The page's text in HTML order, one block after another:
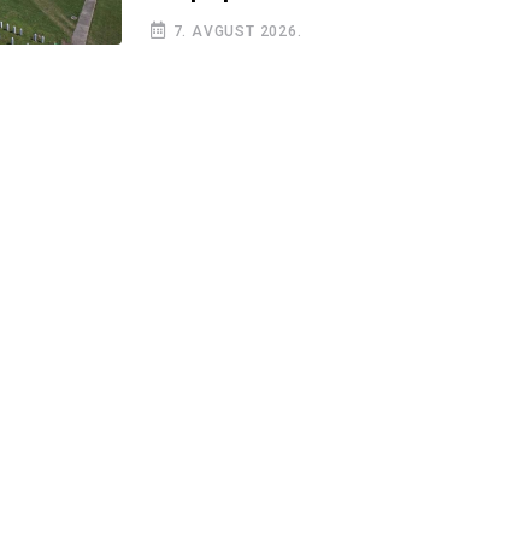
7. AVGUST 2026.